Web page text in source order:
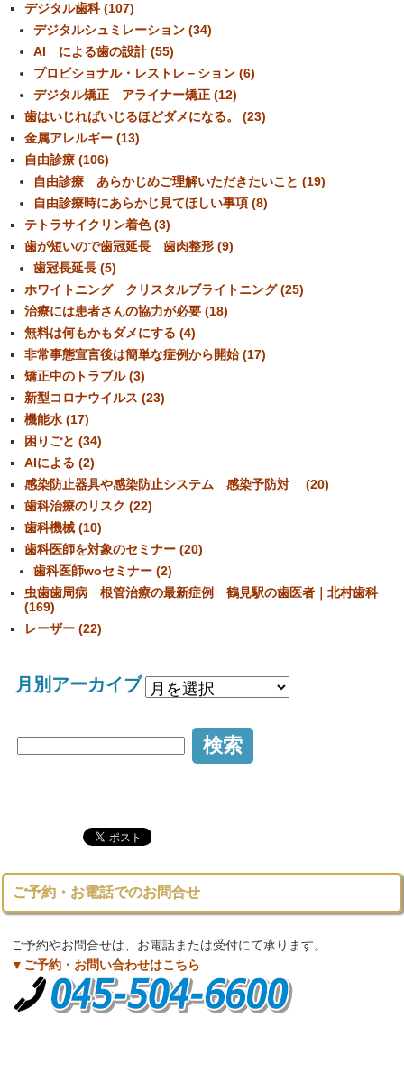
デジタル歯科 (107)
デジタルシュミレーション (34)
AI による歯の設計 (55)
プロビショナル・レストレ－ション (6)
デジタル矯正 アライナー矯正 (12)
歯はいじればいじるほどダメになる。 (23)
金属アレルギー (13)
自由診療 (106)
自由診療 あらかじめご理解いただきたいこと (19)
自由診療時にあらかじ見てほしい事項 (8)
テトラサイクリン着色 (3)
歯が短いので歯冠延長 歯肉整形 (9)
歯冠長延長 (5)
ホワイトニング クリスタルブライトニング (25)
治療には患者さんの協力が必要 (18)
無料は何もかもダメにする (4)
非常事態宣言後は簡単な症例から開始 (17)
矯正中のトラブル (3)
新型コロナウイルス (23)
機能水 (17)
困りごと (34)
AIによる (2)
感染防止器具や感染防止システム 感染予防対 (20)
歯科治療のリスク (22)
歯科機械 (10)
歯科医師を対象のセミナー (20)
歯科医師woセミナー (2)
虫歯歯周病 根管治療の最新症例 鶴見駅の歯医者｜北村歯科
(169)
レーザー (22)
月別アーカイブ
ご予約・お電話でのお問合せ
ご予約やお問合せは、お電話または受付にて承ります。
▼ご予約・お問い合わせはこちら